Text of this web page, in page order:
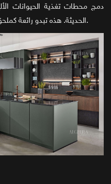
دمج محطات تغذية الحيوانات
الحديثة. هذه تبدو رائعة كملحق بجزيرة مطبخ أو في خزانة جانبية.